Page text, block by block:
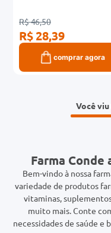
R$ 46,50
R$ 28,39
comprar agora
Você
Farma Conde
Bem-vindo à nossa
variedade de produtos
vitaminas,
muito mais. Conte
necessidades de saúde e